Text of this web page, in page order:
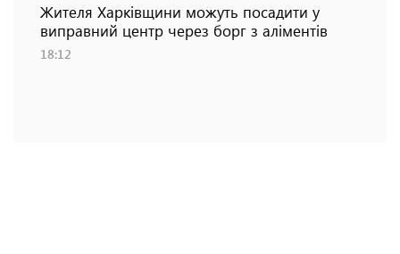
Жителя Харківщини можуть посадити у
виправний центр через борг з аліментів
18:12